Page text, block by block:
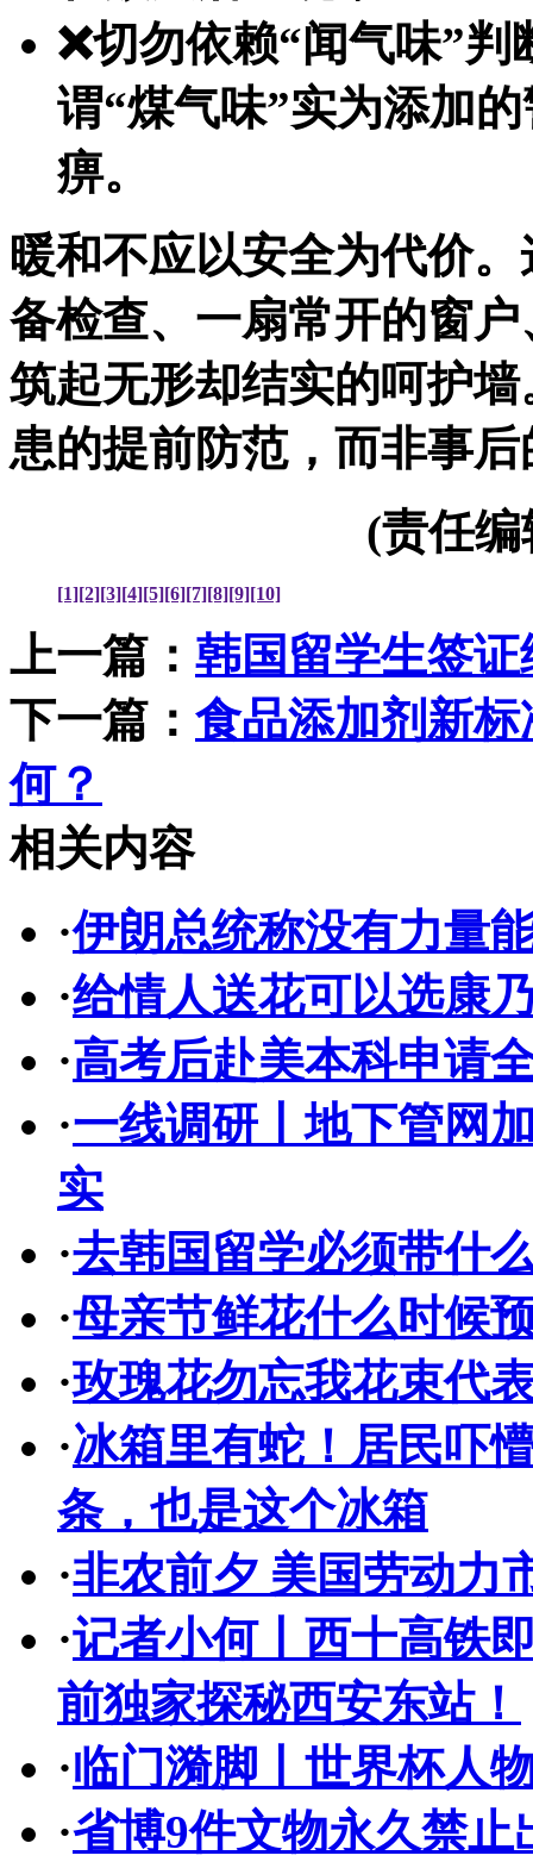
❌切勿依赖“闻气味”
谓“煤气味”实为添加
痹。
暖和不应以安全为代价
备检查、一扇常开的窗
筑起无形却结实的呵护
患的提前防范，而非事
(责任
[1][2][3][4][5][6][7][8][9][10]
上一篇： 韩国留学生签
下一篇： 食品添加剂新
何？
相关内容
·伊朗总统称没有力量
·给情人送花可以选康
·高考后赴美本科申请
·一线调研丨地下管网
实
·去韩国留学必须带什
·母亲节鲜花什么时候
·玫瑰花勿忘我花束代
·冰箱里有蛇！居民吓
条，也是这个冰箱
·非农前夕 美国劳动力
·记者小何丨西十高铁
前独家探秘西安东站！
·临门漪脚丨世界杯人
·省博9件文物永久禁